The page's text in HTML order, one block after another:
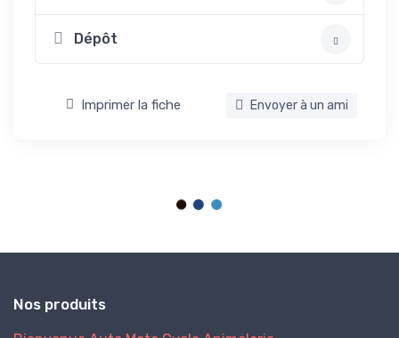
Dépôt
Imprimer la fiche Envoyer à un ami
Nos produits